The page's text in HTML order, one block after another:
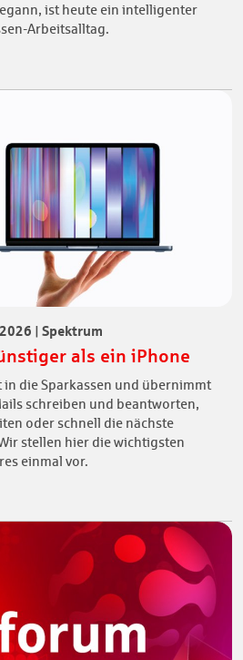
ist heute ein intelligenter
Arbeitsalltag.
| Spektrum
als ein iPhone
in die Sparkassen und übernimmt
schreiben und beantworten,
oder schnell die nächste
stellen hier die wichtigsten
einmal vor.